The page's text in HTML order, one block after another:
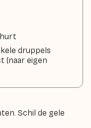
druppels
(naar eigen
Schil de gele